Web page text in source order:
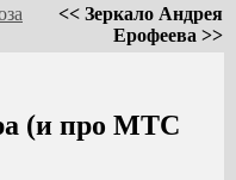
<< Зеркало Андрея
Ерофеева >>
(и про МТС